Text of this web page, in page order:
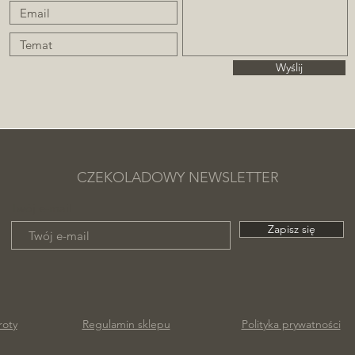
Wyślij
CZEKOLADOWY NEWSLETTER
Zapisz się
Regulamin sklepu Polityka prywatności